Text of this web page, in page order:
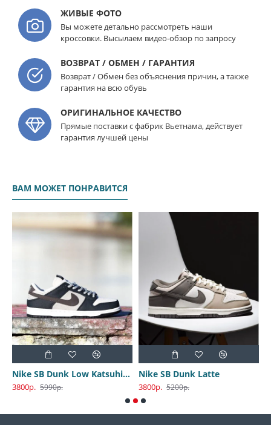
ЖИВЫЕ ФОТО
Вы можете детально рассмотреть наши
кроссовки. Высылаем видео-обзор по запросу
ВОЗВРАТ / ОБМЕН / ГАРАНТИЯ
Возврат / Обмен без объяснения причин, а также
гарантия на всю обувь
ОРИГИНАЛЬНОЕ КАЧЕСТВО
Прямые поставки с фабрик Вьетнама, действует
гарантия лучшей цены
ВАМ МОЖЕТ ПОНРАВИТСЯ
Nike SB Dunk Low Katsuhiro Otomo
3800р. 5990р.
Nike SB Dunk Latte
3800р. 5200р.